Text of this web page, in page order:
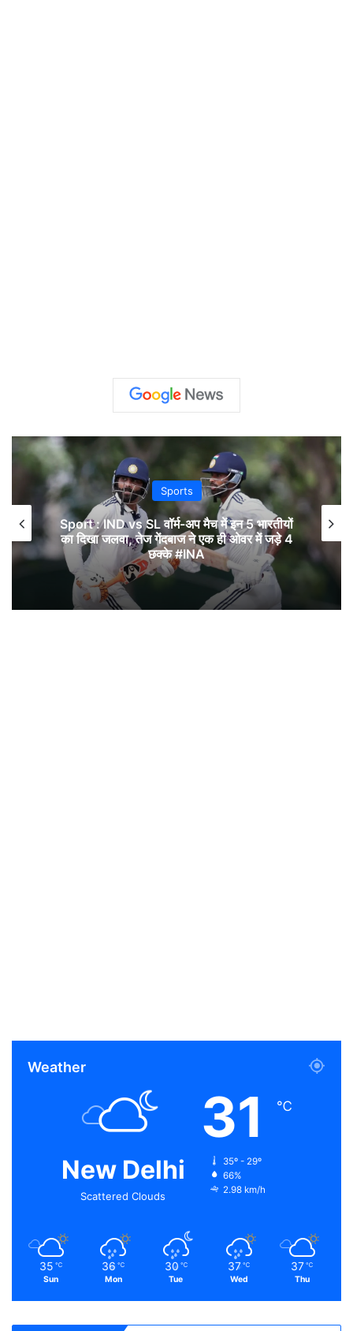
Sports
Sport : IND vs SL वॉर्म-अप मैच में इन 5 भारतीयों
का दिखा जलवा, तेज गेंदबाज ने एक ही ओवर में जड़े 4
छक्के #INA
Weather
New Delhi
Scattered Clouds
31 ℃
35º - 29º
66%
2.98 km/h
35 ℃
Sun
36 ℃
Mon
30 ℃
Tue
37 ℃
Wed
37 ℃
Thu